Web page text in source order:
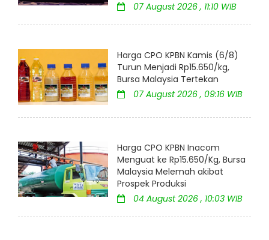
07 August 2026 , 11:10 WIB
Harga CPO KPBN Kamis (6/8)
Turun Menjadi Rp15.650/kg,
Bursa Malaysia Tertekan
07 August 2026 , 09:16 WIB
Harga CPO KPBN Inacom
Menguat ke Rp15.650/Kg, Bursa
Malaysia Melemah akibat
Prospek Produksi
04 August 2026 , 10:03 WIB